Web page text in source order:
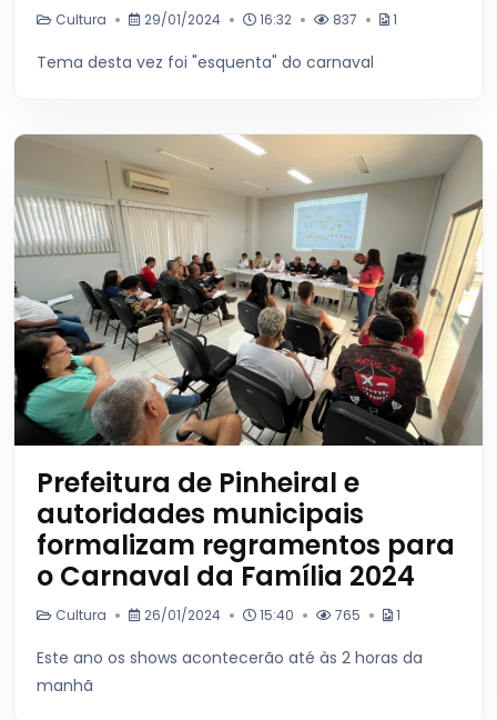
Cultura 29/01/2024 16:32 837 1
Tema desta vez foi "esquenta" do carnaval
Prefeitura de Pinheiral e
autoridades municipais
formalizam regramentos para
o Carnaval da Família 2024
Cultura 26/01/2024 15:40 765 1
Este ano os shows acontecerão até às 2 horas da
manhã